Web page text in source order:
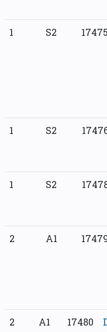
1 S2 17475
1 S2
1 S2
2 A1
2 A1 17480